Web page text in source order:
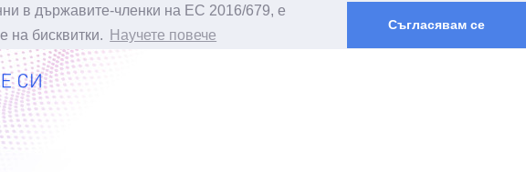
в държавите-членки на ЕС 2016/679, е
на бисквитки.
Научете повече
Съгласявам се